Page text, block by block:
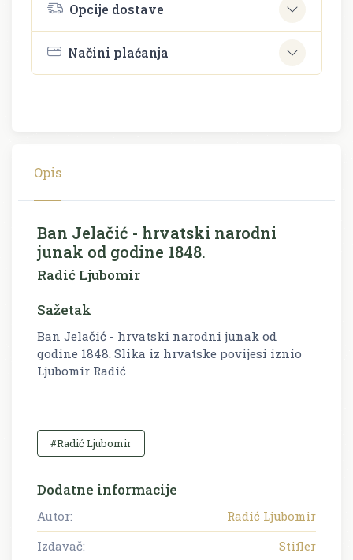
Opcije dostave
Načini plaćanja
Opis
Ban Jelačić - hrvatski narodni
junak od godine 1848.
Radić Ljubomir
Sažetak
Ban Jelačić - hrvatski narodni junak od
godine 1848. Slika iz hrvatske povijesi iznio
Ljubomir Radić
#Radić Ljubomir
Dodatne informacije
Autor:
Radić Ljubomir
Izdavač:
Stifler